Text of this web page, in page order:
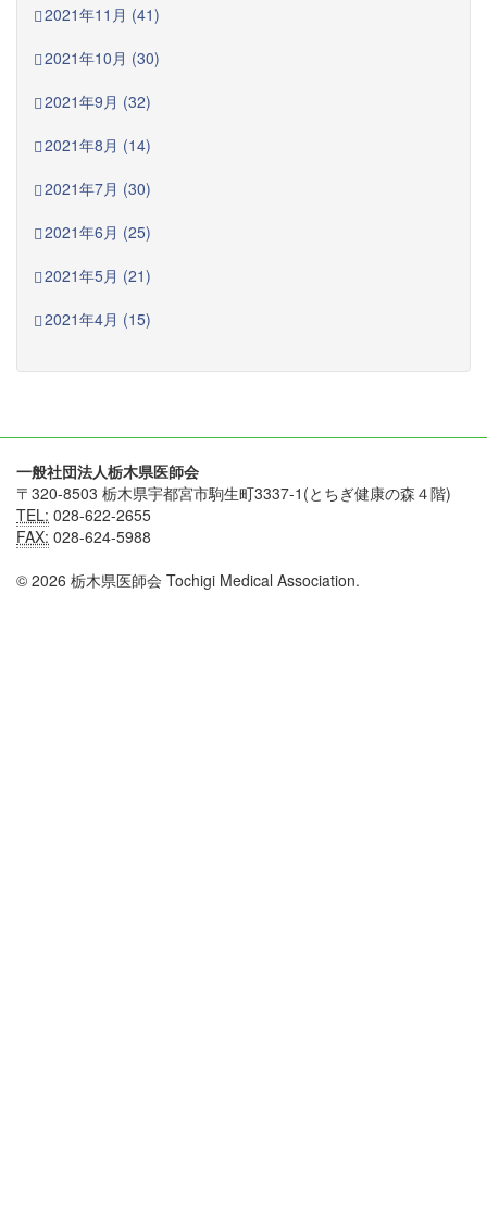
2021年11月 (41)
2021年10月 (30)
2021年9月 (32)
2021年8月 (14)
2021年7月 (30)
2021年6月 (25)
2021年5月 (21)
2021年4月 (15)
一般社団法人栃木県医師会
〒320-8503 栃木県宇都宮市駒生町3337-1(とちぎ健康の森４階)
TEL: 028-622-2655
FAX: 028-624-5988
© 2026 栃木県医師会 Tochigi Medical Association.